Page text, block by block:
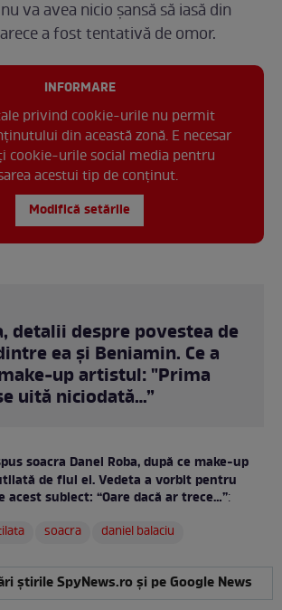
va avea nicio șansă să iasă din
a fost tentativă de omor.
INFORMARE
privind cookie-urile nu permit
din această zonă. E necesar
cookie-urile social media pentru
acestui tip de conținut.
Modifică setările
detalii despre povestea de
ea și Beniamin. Ce a
up artistul: "Prima
uită niciodată…”
soacra Danei Roba, după ce make-up
de fiul ei. Vedeta a vorbit pentru
acest subiect: “Oare dacă ar trece…”:
soacra daniel balaciu
știrile SpyNews.ro și pe Google News